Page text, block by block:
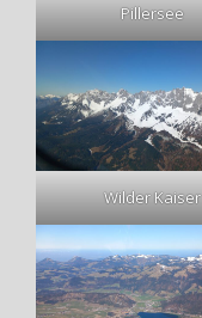
Pillersee
Wilder Kaiser